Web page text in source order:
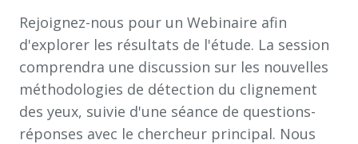
Rejoignez-nous pour un Webinaire afin
d'explorer les résultats de l'étude. La session
comprendra une discussion sur les nouvelles
méthodologies de détection du clignement
des yeux, suivie d'une séance de questions-
réponses avec le chercheur principal. Nous